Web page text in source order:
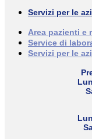
Servizi per le
Area pazienti e
Service di
Servizi per le